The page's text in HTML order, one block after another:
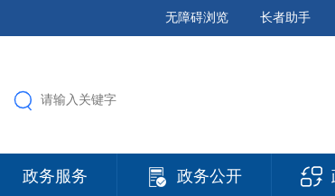
长者助手
无障碍浏览
政务服务 政务公开